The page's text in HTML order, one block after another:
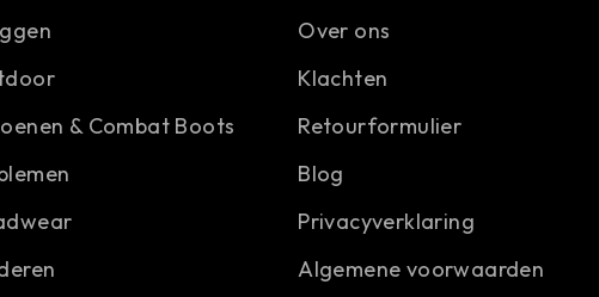
& Combat Boots
Over ons
Klachten
Retourformulier
Blog
Privacyverklaring
Algemene voorwaarden